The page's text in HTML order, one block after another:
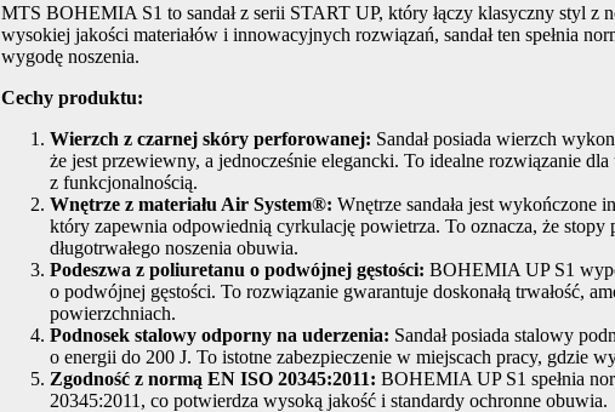
MTS BOHEMIA S1 to sandał z serii START UP, który łączy klasyczny styl z
wysokiej jakości materiałów i innowacyjnych rozwiązań, sandał ten spełnia
wygodę noszenia.
Cechy produktu:
Wierzch z czarnej skóry perforowanej: Sandał posiada wierzch
że jest przewiewny, a jednocześnie elegancki. To idealne rozwiązanie
z funkcjonalnością.
Wnętrze z materiału Air System®: Wnętrze sandała jest wykończone
który zapewnia odpowiednią cyrkulację powietrza. To oznacza, że stopy
długotrwałego noszenia obuwia.
Podeszwa z poliuretanu o podwójnej gęstości: BOHEMIA UP S1
o podwójnej gęstości. To rozwiązanie gwarantuje doskonałą trwałość,
powierzchniach.
Podnosek stalowy odporny na uderzenia: Sandał posiada stalowy
o energii do 200 J. To istotne zabezpieczenie w miejscach pracy, gdzie
Zgodność z normą EN ISO 20345:2011: BOHEMIA UP S1 spełnia
20345:2011, co potwierdza wysoką jakość i standardy ochronne obuwia.